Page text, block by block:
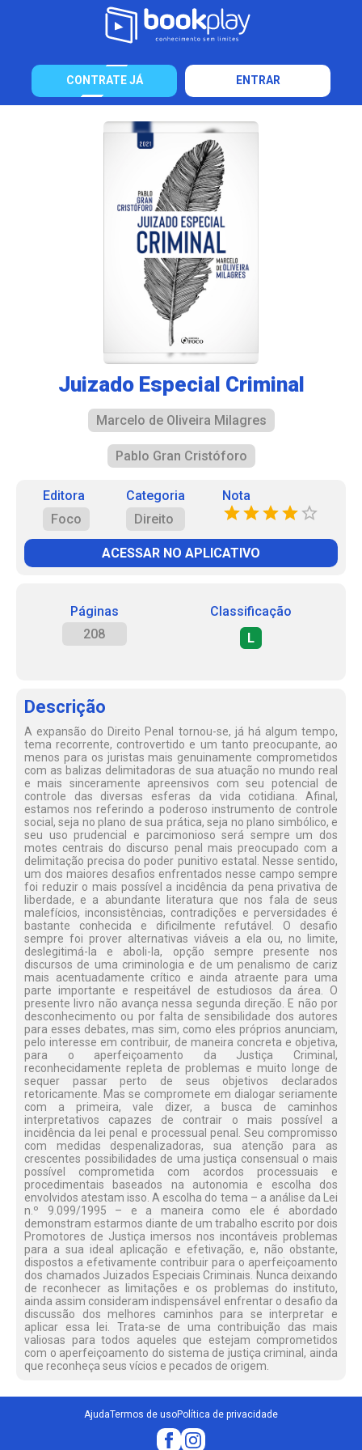
CONTRATE JÁ ENTRAR
Juizado Especial Criminal
Marcelo de Oliveira Milagres
Pablo Gran Cristóforo
Editora
Foco
Categoria
Direito
Nota
ACESSAR NO APLICATIVO
Páginas
208
Classificação
L
Descrição
A expansão do Direito Penal tornou-se, já há algum tempo,
tema recorrente, controvertido e um tanto preocupante, ao
menos para os juristas mais genuinamente comprometidos
com as balizas delimitadoras de sua atuação no mundo real
e mais sinceramente apreensivos com seu potencial de
controle das diversas esferas da vida cotidiana. Afinal,
estamos nos referindo a poderoso instrumento de controle
social, seja no plano de sua prática, seja no plano simbólico, e
seu uso prudencial e parcimonioso será sempre um dos
motes centrais do discurso penal mais preocupado com a
delimitação precisa do poder punitivo estatal. Nesse sentido,
um dos maiores desafios enfrentados nesse campo sempre
foi reduzir o mais possível a incidência da pena privativa de
liberdade, e a abundante literatura que nos fala de seus
malefícios, inconsistências, contradições e perversidades é
bastante conhecida e dificilmente refutável. O desafio
sempre foi prover alternativas viáveis a ela ou, no limite,
deslegitimá-la e aboli-la, opção sempre presente nos
discursos de uma criminologia e de um penalismo de cariz
mais acentuadamente crítico e ainda atraente para uma
parte importante e respeitável de estudiosos da área. O
presente livro não avança nessa segunda direção. E não por
desconhecimento ou por falta de sensibilidade dos autores
para esses debates, mas sim, como eles próprios anunciam,
pelo interesse em contribuir, de maneira concreta e objetiva,
para o aperfeiçoamento da Justiça Criminal,
reconhecidamente repleta de problemas e muito longe de
sequer passar perto de seus objetivos declarados
retoricamente. Mas se compromete em dialogar seriamente
com a primeira, vale dizer, a busca de caminhos
interpretativos capazes de contrair o mais possível a
incidência da lei penal e processual penal. Seu compromisso
com medidas despenalizadoras, sua atenção para as
crescentes possibilidades de uma justiça consensual o mais
possível comprometida com acordos processuais e
procedimentais baseados na autonomia e escolha dos
envolvidos atestam isso. A escolha do tema – a análise da Lei
n.º 9.099/1995 – e a maneira como ele é abordado
demonstram estarmos diante de um trabalho escrito por dois
Promotores de Justiça imersos nos incontáveis problemas
para a sua ideal aplicação e efetivação, e, não obstante,
dispostos a efetivamente contribuir para o aperfeiçoamento
dos chamados Juizados Especiais Criminais. Nunca deixando
de reconhecer as limitações e os problemas do instituto,
ainda assim consideram indispensável enfrentar o desafio da
discussão dos melhores caminhos para se interpretar e
aplicar essa lei. Trata-se de uma contribuição das mais
valiosas para todos aqueles que estejam comprometidos
com o aperfeiçoamento do sistema de justiça criminal, ainda
que reconheça seus vícios e pecados de origem.
AjudaTermos de usoPolítica de privacidade